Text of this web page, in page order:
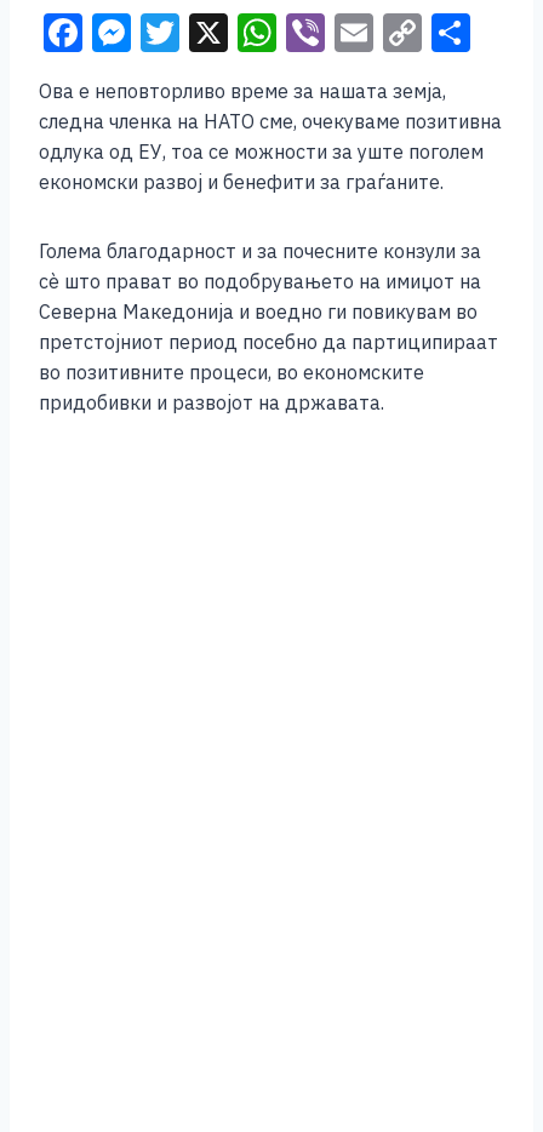
F
c
e
b
o
k
M
ss
e
n
er
T
tt
er
X W
at
s
A
p
Vi
er
E
ai
l
C
o
p
y
Li
k
ar
e
Ова е неповторливо време за нашата земја,
следна членка на НАТО сме, очекуваме позитивна
одлука од ЕУ, тоа се можности за уште поголем
економски развој и бенефити за граѓаните.
Голема благодарност и за почесните конзули за
сѐ што прават во подобрувањето на имиџот на
Северна Македонија и воедно ги повикувам во
претстојниот период посебно да партиципираат
во позитивните процеси, во економските
придобивки и развојот на државата.